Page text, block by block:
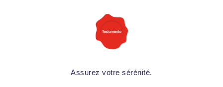
Assurez votre sérénité.